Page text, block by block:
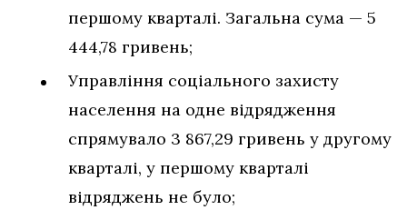
першому кварталі. Загальна сума — 5
444,78 гривень;
Управління соціального захисту
населення на одне відрядження
спрямувало 3 867,29 гривень у другому
кварталі, у першому кварталі
відряджень не було;